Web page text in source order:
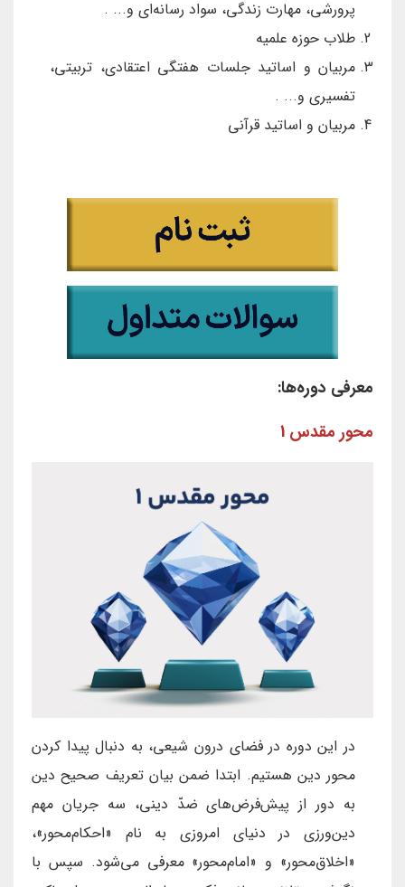
پرورشی، مهارت زندگی، سواد رسانه‌ای و... .
طلاب حوزه علمیه
مربیان و اساتید جلسات هفتگی اعتقادی، تربیتی،
تفسیری و... .
مربیان و اساتید قرآنی
معرفی دوره‌ها:
محور مقدس 1
در این دوره در فضای درون شیعی، به دنبال پیدا کردن
محور دین هستیم. ابتدا ضمن بیان تعریف صحیح دین
به دور از پیش‌فرض‌های ضدّ دینی، سه جریان مهم
دین‌ورزی در دنیای امروزی به نام «احکام‌محور»،
«اخلاق‌محور» و «امام‌محور» معرفی می‌شود. سپس با